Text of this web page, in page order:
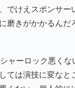
でけえスポンサー
磨きがかかるんだ
シャーロック悪く
ては演技に変なと